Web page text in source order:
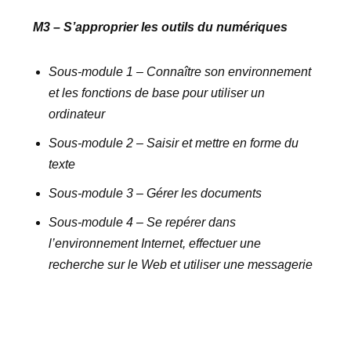
M3 – S’approprier les outils du numériques
Sous-module 1 – Connaître son environnement
et les fonctions de base pour utiliser un
ordinateur
Sous-module 2 – Saisir et mettre en forme du
texte
Sous-module 3 – Gérer les documents
Sous-module 4 – Se repérer dans
l’environnement Internet, effectuer une
recherche sur le Web et utiliser une messagerie